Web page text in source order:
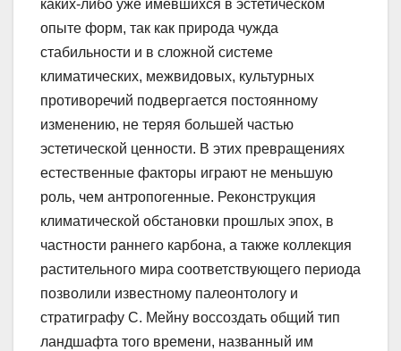
каких-либо уже имевшихся в эстетическом
опыте форм, так как природа чужда
стабильности и в сложной системе
климатических, межвидовых, культурных
противоречий подвергается постоянному
изменению, не теряя большей частью
эстетической ценности. В этих превращениях
естественные факторы играют не меньшую
роль, чем антропогенные. Реконструкция
климатической обстановки прошлых эпох, в
частности раннего карбона, а также коллекция
растительного мира соответствующего периода
позволили известному палеонтологу и
стратиграфу С. Мейну воссоздать общий тип
ландшафта того времени, названный им